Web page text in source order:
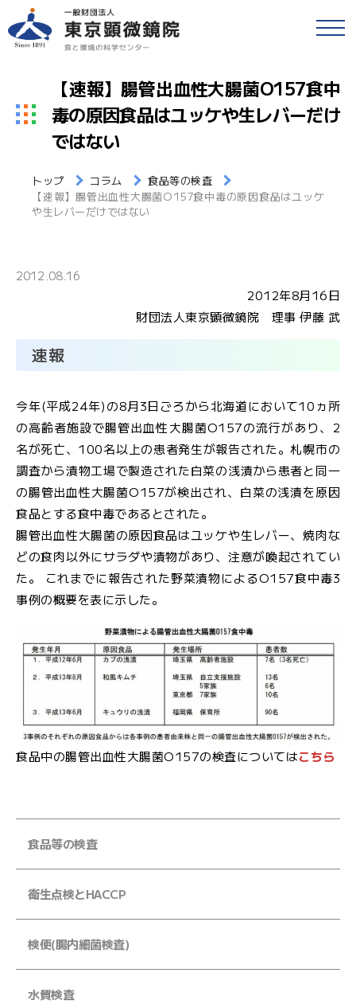
各種検査・サービス
戻る
食品等の検査
検便(腸内細菌検査)
簡易専用水道検査
各種検査窓口のご案内
衛生検査とHACCP
研修・セミナー
各検査のご依頼用紙
アクセス
公益事業
検
査
窓
口
の
ご
案
内
依
文
サ
小 中 大
お
問
合
わ
せ
【速報】腸管出血性大腸菌O157食中
毒の原因食品はユッケや生レバーだけ
ではない
トップ コラム
食品等の検査
【速報】腸管出血性大腸菌O157食中毒の原因食品はユッケ
や生レバーだけではない
2012.08.16
2012年8月16日
財団法人東京顕微鏡院 理事 伊藤 武
速報
今年(平成24年)の8月3日ごろから北海道において10ヵ所
の高齢者施設で腸管出血性大腸菌O157の流行があり、2
名が死亡、100名以上の患者発生が報告された。札幌市の
調査から漬物工場で製造された白菜の浅漬から患者と同一
の腸管出血性大腸菌O157が検出され、白菜の浅漬を原因
食品とする食中毒であるとされた。
腸管出血性大腸菌の原因食品はユッケや生レバー、焼肉な
どの食肉以外にサラダや漬物があり、注意が喚起されてい
た。 これまでに報告された野菜漬物によるO157食中毒3
事例の概要を表に示した。
食品中の腸管出血性大腸菌O157の検査についてはこちら
食品等の検査
衛生点検とHACCP
検便(腸内細菌検査)
水質検査